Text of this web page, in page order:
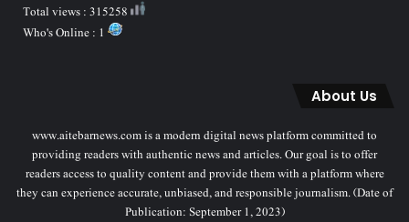
About Us
www.aitebarnews.com is a modern digital news platform committed to
providing readers with authentic news and articles. Our goal is to offer
readers access to quality content and provide them with a platform where
they can experience accurate, unbiased, and responsible journalism. (Date of
Publication: September 1, 2023)